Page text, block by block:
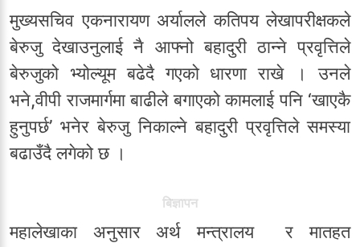
मुख्यसचिव एकनारायण अर्यालले कतिपय लेखापरीक्षकले
बेरुजु देखाउनुलाई नै आफ्नो बहादुरी ठान्ने प्रवृत्तिले
बेरुजुको भ्योल्यूम बढेदै गएको धारणा राखे । उनले
भने,वीपी राजमार्गमा बाढीले बगाएको कामलाई पनि ‘खाएकै
हुनुपर्छ’ भनेर बेरुजु निकाल्ने बहादुरी प्रवृत्तिले समस्या
बढाउँदै लगेको छ ।
बिज्ञापन
महालेखाका अनुसार अर्थ मन्त्रालय र मातहत